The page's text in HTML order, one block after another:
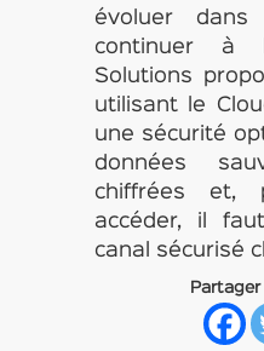
évoluer
continuer à
Solutions
utilisant le
une sécurité
données
chiffrées et,
accéder, il
canal sécurisé